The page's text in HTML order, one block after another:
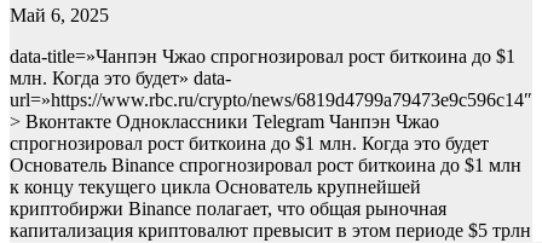
Май 6, 2025
data-title=»Чанпэн Чжао спрогнозировал рост биткоина до $1
млн. Когда это будет» data-
url=»https://www.rbc.ru/crypto/news/6819d4799a79473e9c596c14″
> Вконтакте Одноклассники Telegram Чанпэн Чжао
спрогнозировал рост биткоина до $1 млн. Когда это будет
Основатель Binance спрогнозировал рост биткоина до $1 млн
к концу текущего цикла Основатель крупнейшей
криптобиржи Binance полагает, что общая рыночная
капитализация криптовалют превысит в этом периоде $5 трлн